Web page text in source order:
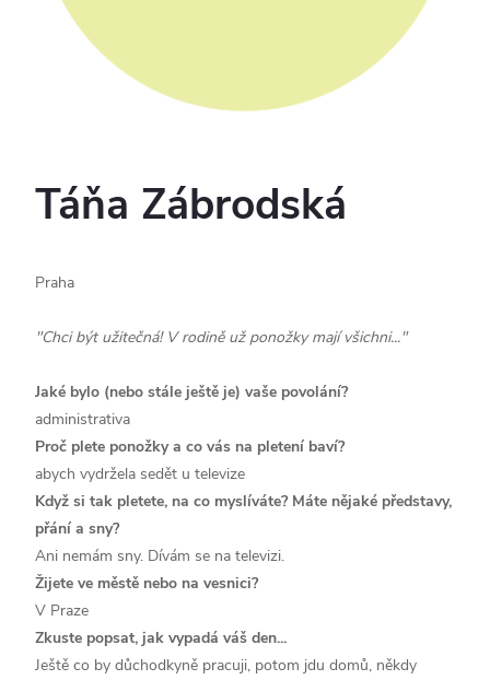
Táňa Zábrodská
Praha
"Chci být užitečná! V rodině už ponožky mají všichni..."
Jaké bylo (nebo stále ještě je) vaše povolání?
administrativa
Proč plete ponožky a co vás na pletení baví?
abych vydržela sedět u televize
Když si tak pletete, na co myslíváte? Máte nějaké představy,
přání a sny?
Ani nemám sny. Dívám se na televizi.
Žijete ve městě nebo na vesnici?
V Praze
Zkuste popsat, jak vypadá váš den...
Ještě co by důchodkyně pracuji, potom jdu domů, někdy